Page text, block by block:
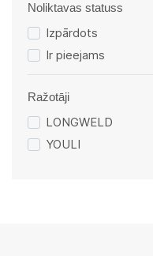
Noliktavas statuss
Izpārdots
Ir pieejams
Ražotāji
LONGWELD
YOULI